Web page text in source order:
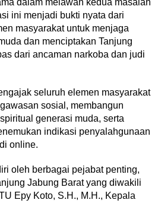
dalam melawan kedua masalah
ini menjadi bukti nyata dari
masyarakat untuk menjaga
dan menciptakan Tanjung
dari ancaman narkoba dan judi
seluruh elemen masyarakat
sosial, membangun
generasi muda, serta
indikasi penyalahgunaan
online.
oleh berbagai pejabat penting,
Jabung Barat yang diwakili
Epy Koto, S.H., M.H., Kepala